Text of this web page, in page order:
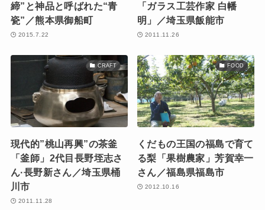
締”と神品と呼ばれた“青
瓷”／熊本県御船町
2015.7.22
「ガラス工芸作家 白幡
明」／埼玉県飯能市
2011.11.26
CRAFT
現代的”桃山再興”の茶釜
「釜師」2代目長野垤志さ
ん·長野新さん／埼玉県桶
川市
2011.11.28
FOOD
くだもの王国の福島で育て
る梨「果樹農家」芳賀幸一
さん／福島県福島市
2012.10.16